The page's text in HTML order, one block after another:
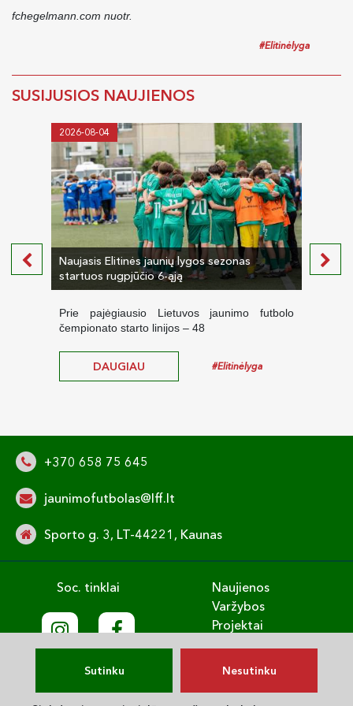
fchegelmann.com nuotr.
#Elitinėlyga
SUSIJUSIOS NAUJIENOS
2026-08-04
Naujasis Elitinės jaunių lygos sezonas
startuos rugpjūčio 6-ąją
Prie pajėgiausio Lietuvos jaunimo futbolo
čempionato starto linijos – 48
DAUGIAU #Elitinėlyga
+370 658 75 645
jaunimofutbolas@lff.lt
Sporto g. 3, LT-44221, Kaunas
Soc. tinklai
Naujienos
Varžybos
Projektai
Vaikų gerovė
Nesutinku
Sutinku